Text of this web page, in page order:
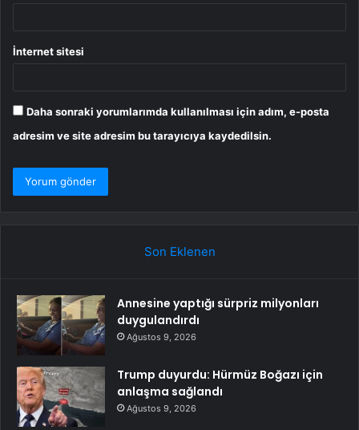
İnternet sitesi
Daha sonraki yorumlarımda kullanılması için adım, e-posta
adresim ve site adresim bu tarayıcıya kaydedilsin.
Son Eklenen
Annesine yaptığı sürpriz milyonları
duygulandırdı
Ağustos 9, 2026
Trump duyurdu: Hürmüz Boğazı için
anlaşma sağlandı
Ağustos 9, 2026